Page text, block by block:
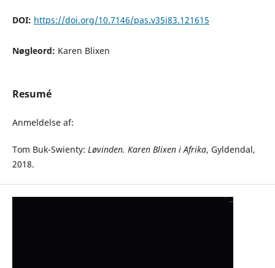
DOI: https://doi.org/10.7146/pas.v35i83.121615
Nøgleord: Karen Blixen
Resumé
Anmeldelse af:
Tom Buk-Swienty: Løvinden. Karen Blixen i Afrika, Gyldendal,
2018.